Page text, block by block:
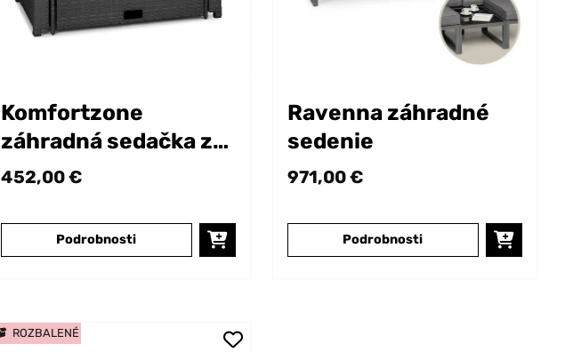
Komfortzone
záhradná sedačka z
polyratanu
452,00 €
Podrobnosti
Ravenna záhradné
sedenie
971,00 €
Podrobnosti
ROZBALENÉ